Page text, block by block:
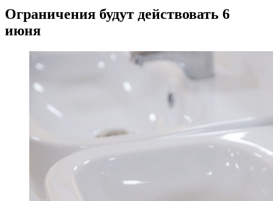
Ограничения будут действовать 6
июня